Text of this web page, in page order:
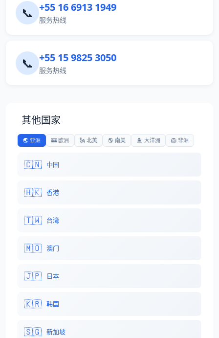
📞 +55 16 6913 1949
服务热线
📞 +55 15 9825 3050
服务热线
其他国家
🌏 亚洲 🏰 欧洲 🗽 北美 🌎 南美 🏝️ 大洋洲 🦁 非洲
🇨🇳 中国
🇭🇰 香港
🇹🇼 台湾
🇲🇴 澳门
🇯🇵 日本
🇰🇷 韩国
🇸🇬 新加坡